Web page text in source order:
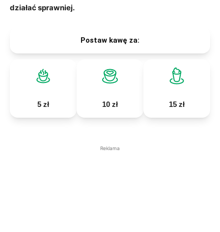
działać sprawniej.
Postaw kawę za:
5 zł 10 zł 15 zł
Reklama